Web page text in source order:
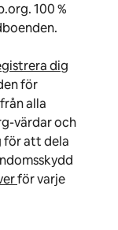
100 %
dig
för
alla
värdar och
för att dela
för varje